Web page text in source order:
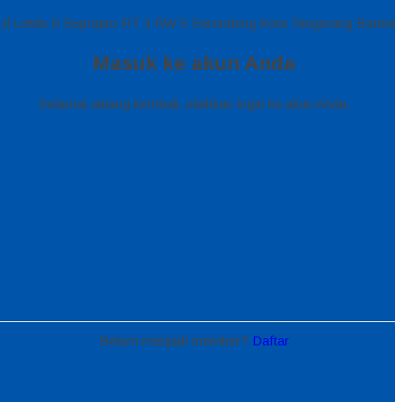
Jl Letda D Suprapto RT 3 RW 5 Gerendeng Kota Tangerang
Masuk ke akun Anda
Selamat datang kembali, silahkan login ke akun Anda.
Belum menjadi member? Daftar